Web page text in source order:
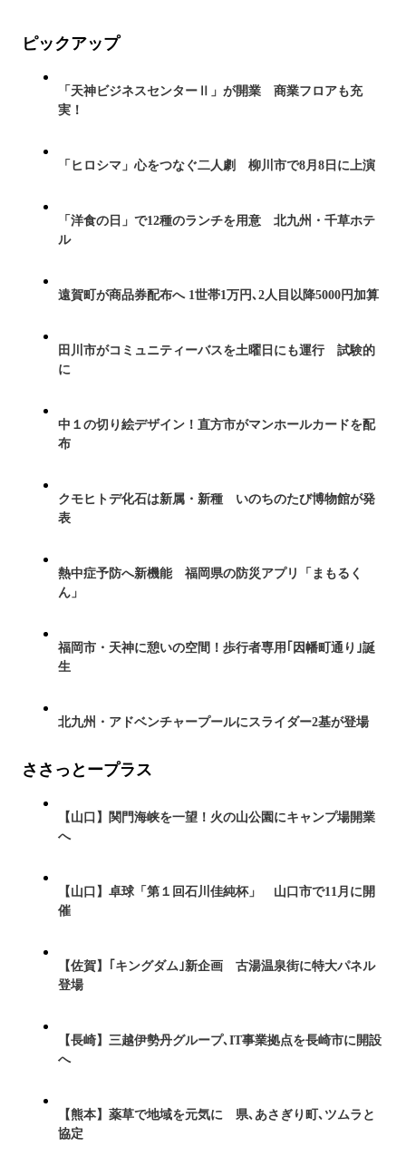
ピックアップ
「天神ビジネスセンターⅡ」が開業 商業フロアも充
実！
「ヒロシマ」心をつなぐ二人劇 柳川市で8月8日に上演
「洋食の日」で12種のランチを用意 北九州・千草ホテ
ル
遠賀町が商品券配布へ 1世帯1万円､2人目以降5000円加算
田川市がコミュニティーバスを土曜日にも運行 試験的
に
中１の切り絵デザイン！直方市がマンホールカードを配
布
クモヒトデ化石は新属・新種 いのちのたび博物館が発
表
熱中症予防へ新機能 福岡県の防災アプリ「まもるく
ん」
福岡市・天神に憩いの空間！歩行者専用｢因幡町通り｣誕
生
北九州・アドベンチャープールにスライダー2基が登場
ささっとープラス
【山口】関門海峡を一望！火の山公園にキャンプ場開業
へ
【山口】卓球「第１回石川佳純杯」 山口市で11月に開
催
【佐賀】｢キングダム｣新企画 古湯温泉街に特大パネル
登場
【長崎】三越伊勢丹グループ､IT事業拠点を長崎市に開設
へ
【熊本】薬草で地域を元気に 県､あさぎり町､ツムラと
協定